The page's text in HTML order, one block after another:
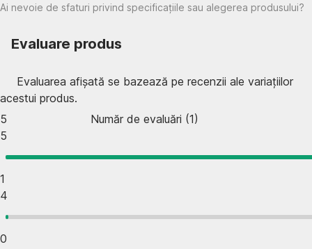
Ai nevoie de sfaturi privind specificațiile sau alegerea produsului?
Evaluare produs
Evaluarea afișată se bazează pe recenzii ale variațiilor
acestui produs.
5
Număr de evaluări (1)
5
1
4
0